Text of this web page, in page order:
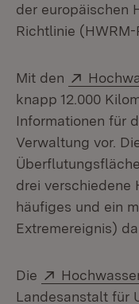
der europäischen
Richtlinie
Mit den Extern:
knapp 12.000
Informationen für
Verwaltung vor.
drei verschiedene
häufiges und ein
Extremereignis)
Die Extern:
Landesanstalt für